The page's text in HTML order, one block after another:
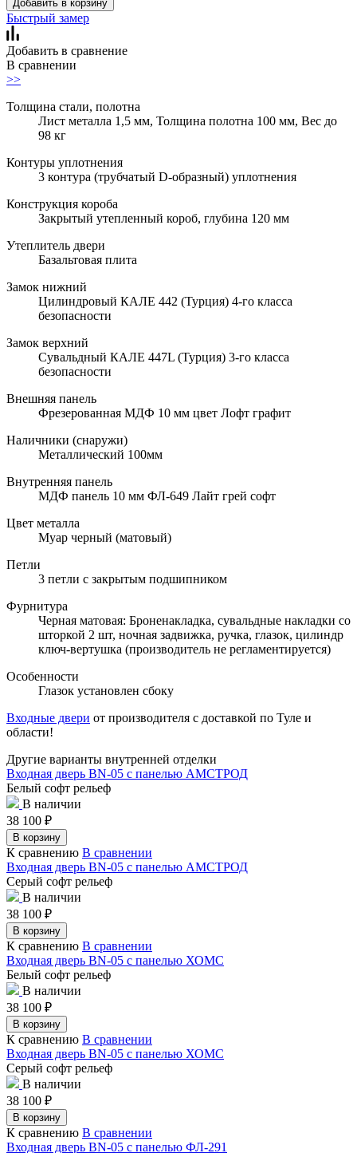
Добавить в корзину
Быстрый замер
Добавить в сравнение
В сравнении
>>
Толщина стали, полотна
Лист металла 1,5 мм, Толщина полотна 100 мм, Вес до
98 кг
Контуры уплотнения
3 контура (трубчатый D-образный) уплотнения
Конструкция короба
Закрытый утепленный короб, глубина 120 мм
Утеплитель двери
Базальтовая плита
Замок нижний
Цилиндровый КАЛЕ 442 (Турция) 4-го класса
безопасности
Замок верхний
Сувальдный КАЛЕ 447L (Турция) 3-го класса
безопасности
Внешняя панель
Фрезерованная МДФ 10 мм цвет Лофт графит
Наличники (снаружи)
Металлический 100мм
Внутренняя панель
МДФ панель 10 мм ФЛ-649 Лайт грей софт
Цвет металла
Муар черный (матовый)
Петли
3 петли с закрытым подшипником
Фурнитура
Черная матовая: Броненакладка, сувальдные накладки со
шторкой 2 шт, ночная задвижка, ручка, глазок, цилиндр
ключ-вертушка (производитель не регламентируется)
Особенности
Глазок установлен сбоку
Входные двери от производителя с доставкой по Туле и
области!
Другие варианты внутренней отделки
Входная дверь BN-05 с панелью АМСТРОД
Белый софт рельеф
В наличии
38 100 ₽
В корзину
К сравнению В сравнении
Входная дверь BN-05 с панелью АМСТРОД
Серый софт рельеф
В наличии
38 100 ₽
В корзину
К сравнению В сравнении
Входная дверь BN-05 с панелью ХОМС
Белый софт рельеф
В наличии
38 100 ₽
В корзину
К сравнению В сравнении
Входная дверь BN-05 с панелью ХОМС
Серый софт рельеф
В наличии
38 100 ₽
В корзину
К сравнению В сравнении
Входная дверь BN-05 с панелью ФЛ-291